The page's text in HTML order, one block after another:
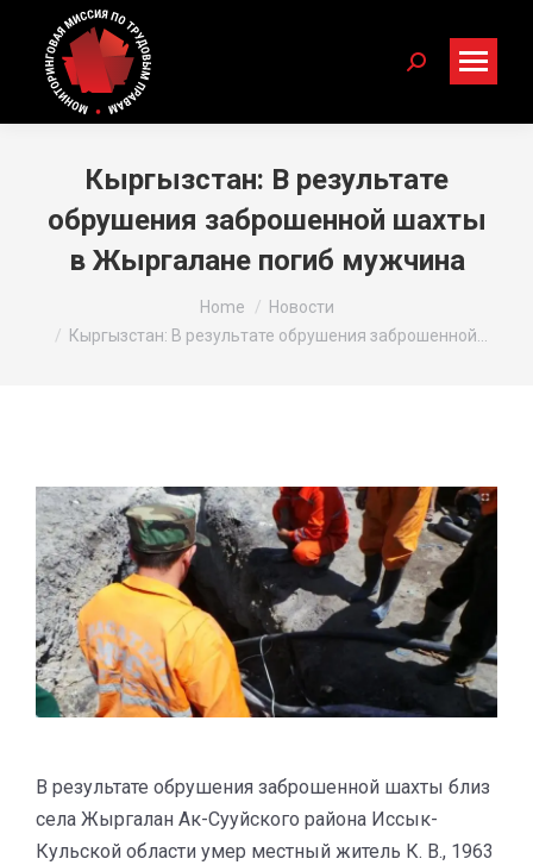
Search:
Кыргызстан: В результате
обрушения заброшенной шахты
в Жыргалане погиб мужчина
Home
Новости
Кыргызстан: В результате обрушения заброшенной…
В результате обрушения заброшенной шахты близ
села Жыргалан Ак-Сууйского района Иссык-
Кульской области умер местный житель К. В., 1963